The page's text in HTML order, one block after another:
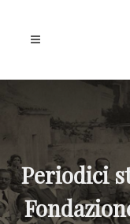
Periodici